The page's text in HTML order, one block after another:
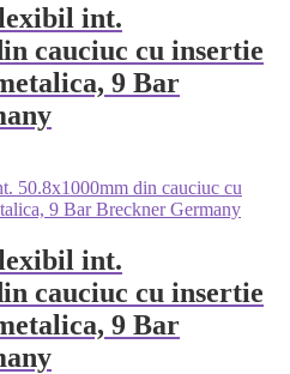
int.
cauciuc cu insertie
9 Bar
int.
cauciuc cu insertie
9 Bar